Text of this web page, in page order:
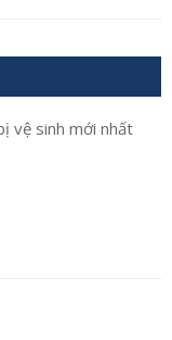
vệ sinh mới nhất